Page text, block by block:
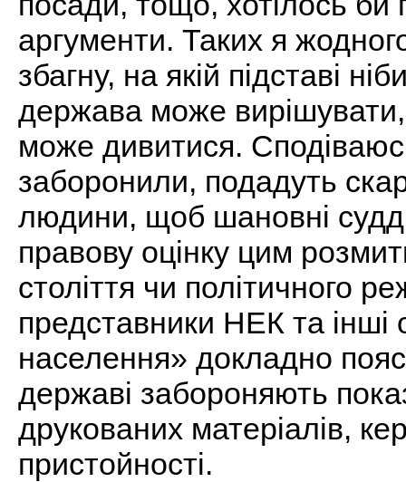
аргументи. Таких я
збагну, на якій підставі
держава може
може дивитися.
заборонили, подадуть
людини, щоб шановні
правову оцінку цим
століття чи політичного
представники НЕК та інші
населення» докладно
державі забороняють
друкованих матеріалів,
пристойності.